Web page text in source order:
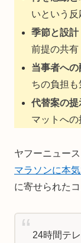
いという反
季節と設計
前提の共有
当事者への
ちの負担も
代替案の提
マットへの
ヤフーニュース
マラソンに本
に寄せられた
24時間テ